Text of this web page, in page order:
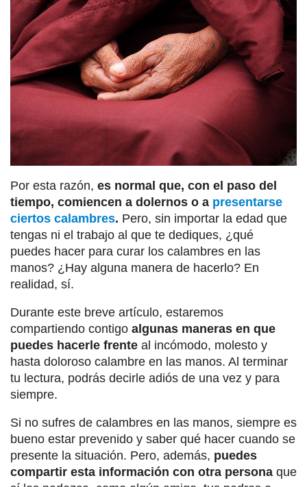
Por esta razón, es normal que, con el paso del
tiempo, comiencen a dolernos o a presentarse
ciertos calambres. Pero, sin importar la edad que
tengas ni el trabajo al que te dediques, ¿qué
puedes hacer para curar los calambres en las
manos? ¿Hay alguna manera de hacerlo? En
realidad, sí.
Durante este breve artículo, estaremos
compartiendo contigo algunas maneras en que
puedes hacerle frente al incómodo, molesto y
hasta doloroso calambre en las manos. Al terminar
tu lectura, podrás decirle adiós de una vez y para
siempre.
Si no sufres de calambres en las manos, siempre es
bueno estar prevenido y saber qué hacer cuando se
presente la situación. Pero, además, puedes
compartir esta información con otra persona que